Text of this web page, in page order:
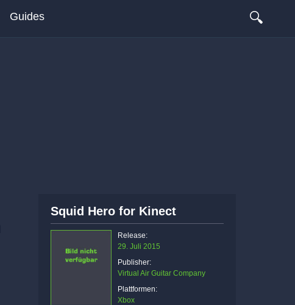
Guides 🔍
Squid Hero for Kinect
Release:
29. Juli 2015
Publisher:
Virtual Air Guitar Company
Plattformen:
Xbox